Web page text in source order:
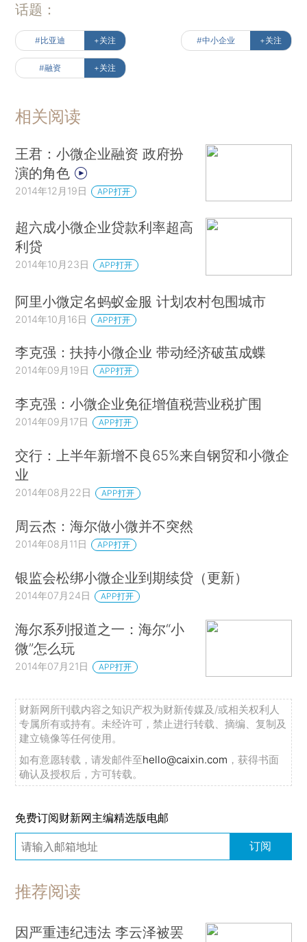
话题：
#比亚迪 +关注 #中小企业 +关注
#融资 +关注
相关阅读
王君：小微企业融资 政府扮
演的角色
2014年12月19日 APP打开
超六成小微企业贷款利率超高
利贷
2014年10月23日 APP打开
阿里小微定名蚂蚁金服 计划农村包围城市
2014年10月16日 APP打开
李克强：扶持小微企业 带动经济破茧成蝶
2014年09月19日 APP打开
李克强：小微企业免征增值税营业税扩围
2014年09月17日 APP打开
交行：上半年新增不良65%来自钢贸和小微企
业
2014年08月22日 APP打开
周云杰：海尔做小微并不突然
2014年08月11日 APP打开
银监会松绑小微企业到期续贷（更新）
2014年07月24日 APP打开
海尔系列报道之一：海尔“小
微”怎么玩
2014年07月21日 APP打开
财新网所刊载内容之知识产权为财新传媒及/或相关权利人
专属所有或持有。未经许可，禁止进行转载、摘编、复制及
建立镜像等任何使用。
如有意愿转载，请发邮件至hello@caixin.com ，获得书面
确认及授权后，方可转载。
免费订阅财新网主编精选版电邮
订阅
推荐阅读
因严重违纪违法 李云泽被罢